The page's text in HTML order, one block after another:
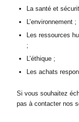
La santé et
L’environnement ;
Les ressources
;
L’éthique ;
Les achats
Si vous souhaitez
pas à contacter nos